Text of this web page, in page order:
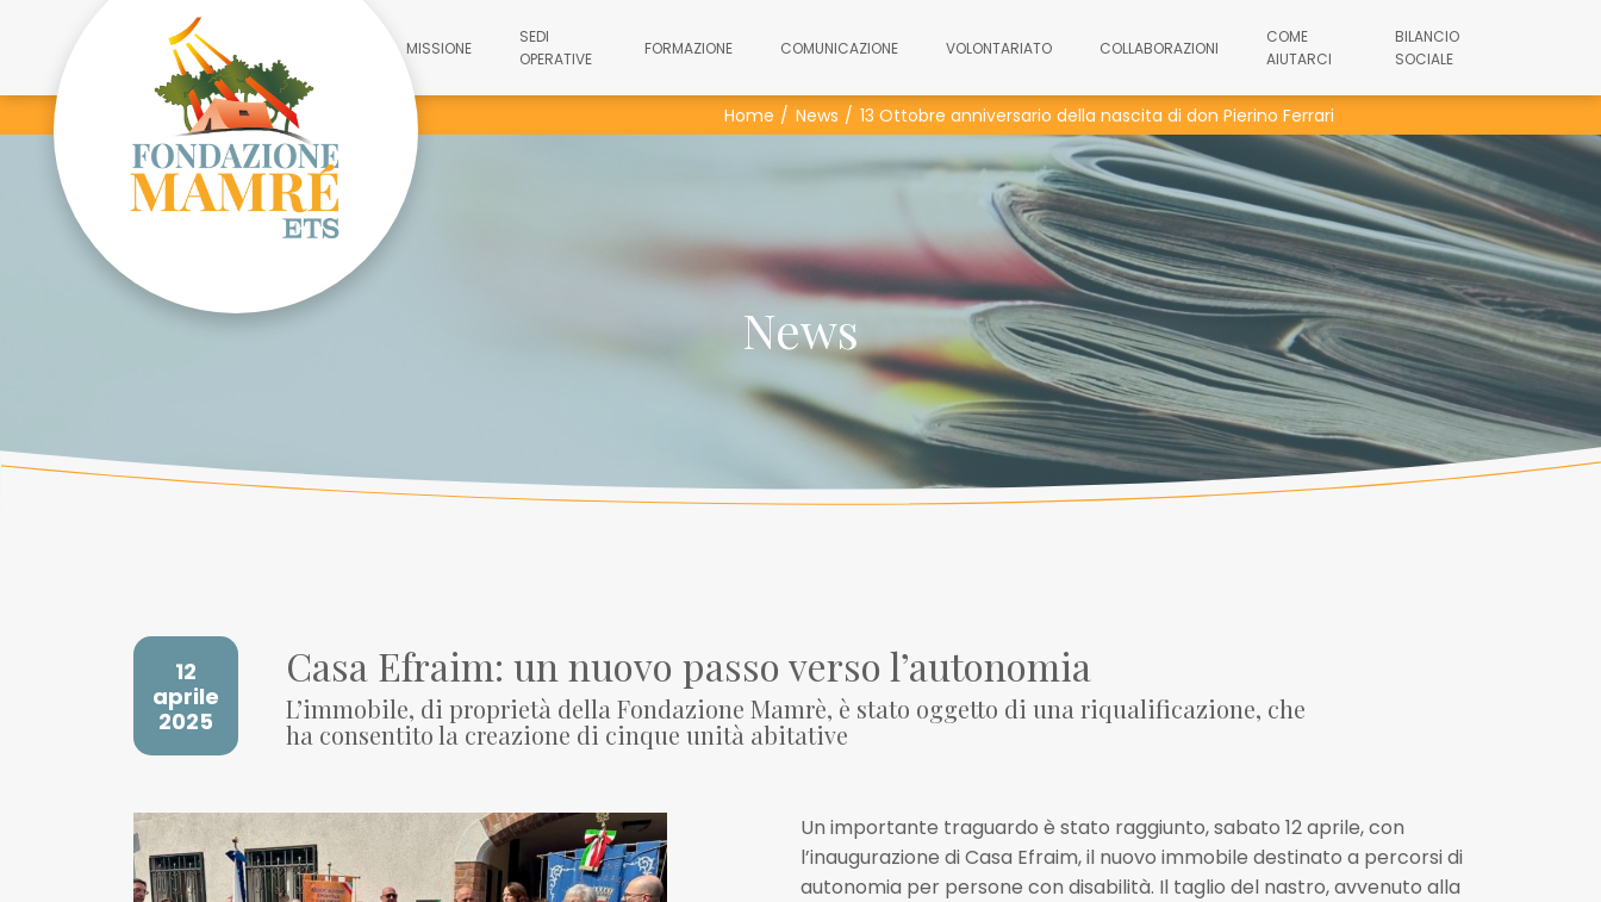
MISSIONE
SEDI
OPERATIVE
FORMAZIONE COMUNICAZIONE VOLONTARIATO COLLABORAZIONI
COME
AIUTARCI
BILANCIO
SOCIALE
Home News 13 Ottobre anniversario della nascita di don Pierino Ferrari
News
12
aprile
2025
Casa Efraim: un nuovo passo verso l’autonomia
L’immobile, di proprietà della Fondazione Mamrè, è stato oggetto di una riqualificazione, che
ha consentito la creazione di cinque unità abitative
Un importante traguardo è stato raggiunto, sabato 12 aprile, con
l’inaugurazione di Casa Efraim, il nuovo immobile destinato a percorsi di
autonomia per persone con disabilità. Il taglio del nastro, avvenuto alla